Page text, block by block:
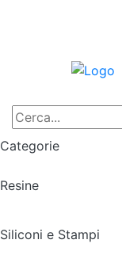
Categorie
Resine
Siliconi e Stampi